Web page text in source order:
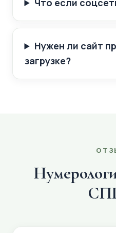
Что если
Нужен ли сайт
загрузке?